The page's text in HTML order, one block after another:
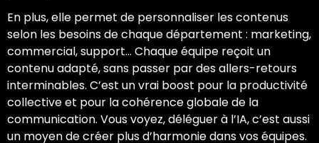
En plus, elle permet de personnaliser les contenus
selon les besoins de chaque département : marketing,
commercial, support… Chaque équipe reçoit un
contenu adapté, sans passer par des allers-retours
interminables. C’est un vrai boost pour la productivité
collective et pour la cohérence globale de la
communication. Vous voyez, déléguer à l’IA, c’est aussi
un moyen de créer plus d’harmonie dans vos équipes.